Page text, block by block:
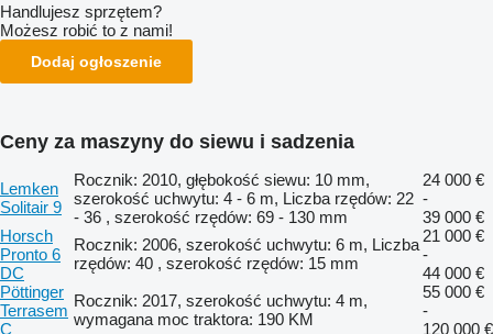
Handlujesz sprzętem?
Możesz robić to z nami!
Dodaj ogłoszenie
Ceny za maszyny do siewu i sadzenia
Lemken
Solitair 9
Rocznik: 2010, głębokość siewu: 10 mm,
szerokość uchwytu: 4 - 6 m, Liczba rzędów: 22
- 36 , szerokość rzędów: 69 - 130 mm
24 000 €
-
39 000 €
Horsch
Pronto 6
DC
Rocznik: 2006, szerokość uchwytu: 6 m, Liczba
rzędów: 40 , szerokość rzędów: 15 mm
21 000 €
-
44 000 €
Pöttinger
Terrasem
C
Rocznik: 2017, szerokość uchwytu: 4 m,
wymagana moc traktora: 190 KM
55 000 €
-
120 000 €